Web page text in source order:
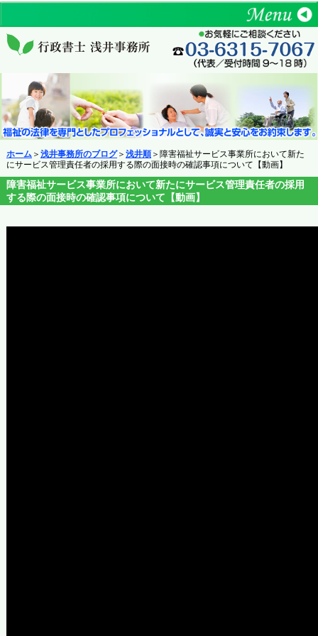
ホーム ＞ 浅井事務所のブログ＞ 浅井順＞障害福祉サービス事業所において新た
にサービス管理責任者の採用する際の面接時の確認事項について【動画】
障害福祉サービス事業所において新たにサービス管理責任者の採用
する際の面接時の確認事項について【動画】